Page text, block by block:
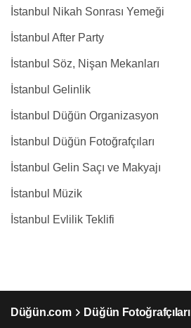
İstanbul Nikah Sonrası Yemeği
İstanbul After Party
İstanbul Söz, Nişan Mekanları
İstanbul Gelinlik
İstanbul Düğün Organizasyon
İstanbul Düğün Fotoğrafçıları
İstanbul Gelin Saçı ve Makyajı
İstanbul Müzik
İstanbul Evlilik Teklifi
Düğün.com Düğün Fotoğrafçıları